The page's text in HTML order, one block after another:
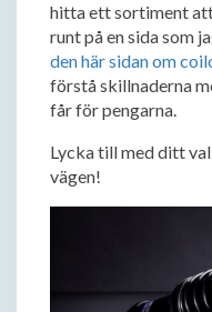
hitta ett sortiment
runt på en sida som
den här sidan om
förstå skillnaderna
får för pengarna.
Lycka till med ditt
vägen!